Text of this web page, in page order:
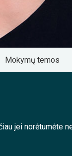
Mokymų temos
jei norėtumėte